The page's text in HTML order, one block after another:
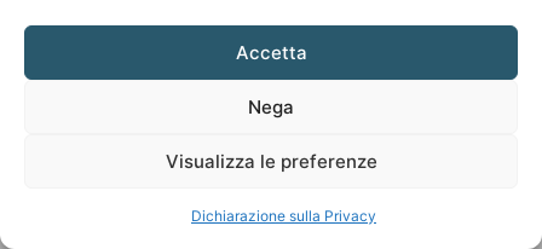
Accetta
Nega
Visualizza le preferenze
Dichiarazione sulla Privacy